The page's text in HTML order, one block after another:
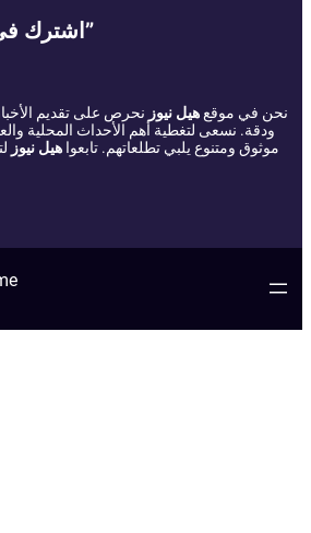
اشترك في النشرة الإخبارية”
نحن في موقع هيل نيوز نحرص على تقديم
ودقة. نسعى لتغطية أهم الأحداث المحلية
موثوق ومتنوع يلبي تطلعاتهم. تابعوا هيل نيوز